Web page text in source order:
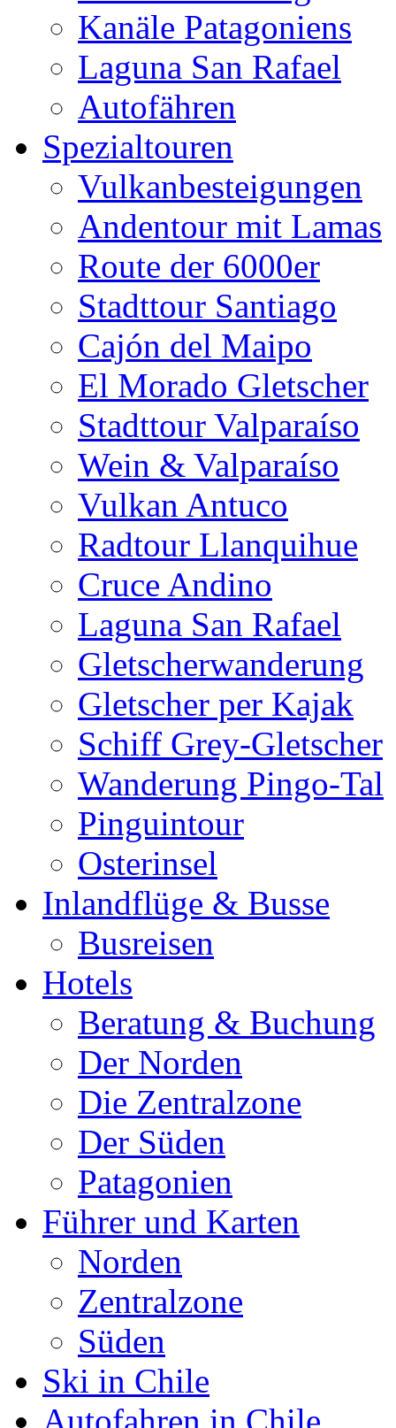
Kanäle Patagoniens
Laguna San Rafael
Autofähren
Spezialtouren
Vulkanbesteigungen
Andentour mit Lamas
Route der 6000er
Stadttour Santiago
Cajón del Maipo
El Morado Gletscher
Stadttour Valparaíso
Wein & Valparaíso
Vulkan Antuco
Radtour Llanquihue
Cruce Andino
Laguna San Rafael
Gletscherwanderung
Gletscher per Kajak
Schiff Grey-Gletscher
Wanderung Pingo-Tal
Pinguintour
Osterinsel
Inlandflüge & Busse
Busreisen
Hotels
Beratung & Buchung
Der Norden
Die Zentralzone
Der Süden
Patagonien
Führer und Karten
Norden
Zentralzone
Süden
Ski in Chile